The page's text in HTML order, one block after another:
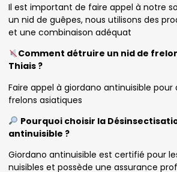
Il est important de faire appel à notre
un nid de guêpes, nous utilisons des
et une combinaison adéquat
Comment détruire un nid de
Thiais ?
Faire appel à giordano antinuisible
frelons asiatiques
Pourquoi choisir la
antinuisible ?
Giordano antinuisible est certifié pour
nuisibles et possède une assurance